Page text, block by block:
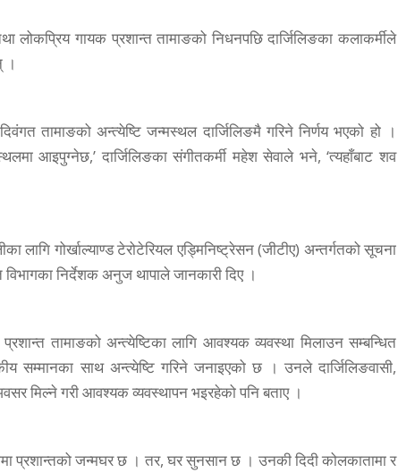
गायक प्रशान्त तामाङको निधनपछि दार्जिलिङका कलाकर्मीले
।
तामाङको अन्त्येष्टि जन्मस्थल दार्जिलिङमै गरिने निर्णय भएको हो ।
आइपुग्नेछ,’ दार्जिलिङका संगीतकर्मी महेश सेवाले भने, ‘त्यहाँबाट शव
लागि गोर्खाल्याण्ड टेरोटेरियल एड्मिनिष्ट्रेसन (जीटीए) अन्तर्गतको सूचना
निर्देशक अनुज थापाले जानकारी दिए ।
तामाङको अन्त्येष्टिका लागि आवश्यक व्यवस्था मिलाउन सम्बन्धित
सम्मानका साथ अन्त्येष्टि गरिने जनाइएको छ । उनले दार्जिलिङवासी,
मिल्ने गरी आवश्यक व्यवस्थापन भइरहेको पनि बताए ।
प्रशान्तको जन्मघर छ । तर, घर सुनसान छ । उनकी दिदी कोलकातामा र